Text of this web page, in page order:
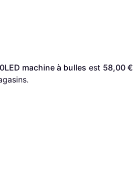
machine à bulles est 58,00 €